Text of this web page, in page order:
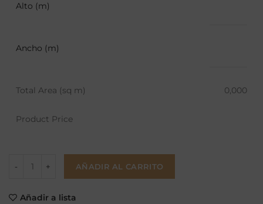
Alto (m)
Ancho (m)
Total Area (sq m) 0,000
Product Price
AÑADIR AL CARRITO
Añadir a lista